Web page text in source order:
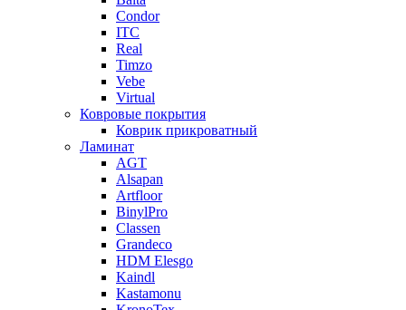
Condor
ITC
Real
Timzo
Vebe
Virtual
Ковровые покрытия
Коврик прикроватный
Ламинат
AGT
Alsapan
Artfloor
BinylPro
Classen
Grandeco
HDM Elesgo
Kaindl
Kastamonu